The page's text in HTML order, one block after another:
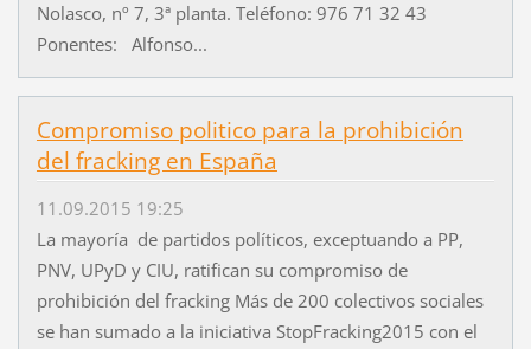
Nolasco, nº 7, 3ª planta. Teléfono: 976 71 32 43
Ponentes: Alfonso...
Compromiso politico para la prohibición
del fracking en España
11.09.2015 19:25
La mayoría de partidos políticos, exceptuando a PP,
PNV, UPyD y CIU, ratifican su compromiso de
prohibición del fracking Más de 200 colectivos sociales
se han sumado a la iniciativa StopFracking2015 con el